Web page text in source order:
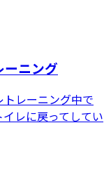
ーニング
レーニング中で
レに戻ってしてい